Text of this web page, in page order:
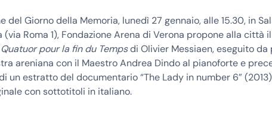
del Giorno della Memoria, lunedì 27 gennaio, alle 15.30, in
(via Roma 1), Fondazione Arena di Verona propone alla città
Quatuor pour la fin du Tempsdi Olivier Messiaen, eseguito
areniana con il Maestro Andrea Dindo al pianoforte e
un estratto del documentario “The Lady in number 6”
con sottotitoli in italiano.